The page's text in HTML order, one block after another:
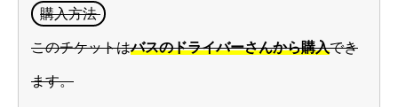
購入方法
このチケットはバスのドライバーさんから購入でき
ます。